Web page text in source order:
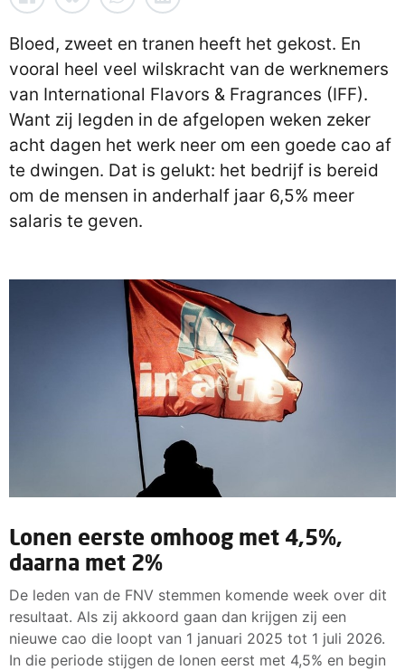
Bloed, zweet en tranen heeft het gekost. En
vooral heel veel wilskracht van de werknemers
van International Flavors & Fragrances (IFF).
Want zij legden in de afgelopen weken zeker
acht dagen het werk neer om een goede cao af
te dwingen. Dat is gelukt: het bedrijf is bereid
om de mensen in anderhalf jaar 6,5% meer
salaris te geven.
Lonen eerste omhoog met 4,5%,
daarna met 2%
De leden van de FNV stemmen komende week over dit
resultaat. Als zij akkoord gaan dan krijgen zij een
nieuwe cao die loopt van 1 januari 2025 tot 1 juli 2026.
In die periode stijgen de lonen eerst met 4,5% en begin